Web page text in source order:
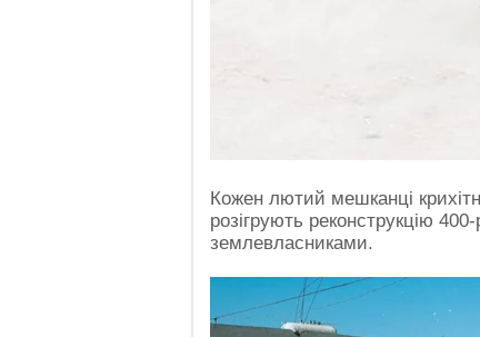
Кожен лютий мешканці
розігрують реконструкцію
землевласниками.